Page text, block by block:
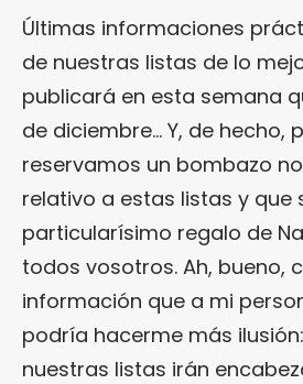
Últimas informaciones
de nuestras listas de lo
publicará en esta semana
de diciembre… Y, de hecho,
reservamos un bombazo
relativo a estas listas y que
particularísimo regalo de
todos vosotros. Ah, bueno,
información que a mi
podría hacerme más
nuestras listas irán